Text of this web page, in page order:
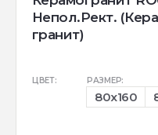
Непол.Рект.
гранит)
ЦВЕТ: РАЗМЕР:
80x160